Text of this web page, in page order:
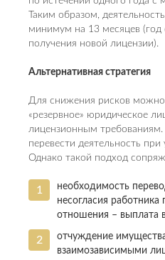
Таким образом,
минимум на 13 месяцев (год
получения новой лицензии).
Альтернативная стратегия
Для снижения рисков можно
«резервное» юридическое
лицензионным
перевести деятельность
Однако такой подход
необходимость
несогласия
отношения – выплата
отчуждение
взаимозависимыми